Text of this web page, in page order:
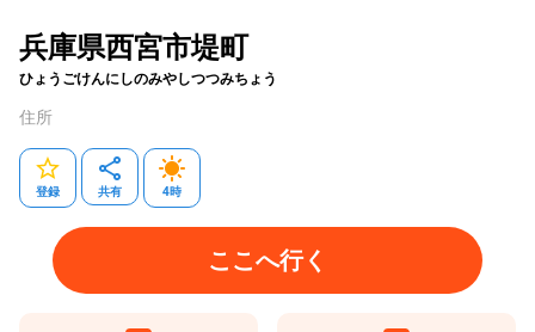
兵庫県西宮市堤町
ひょうごけんにしのみやしつつみちょう
住所
登録 共有 4時
ここへ行く